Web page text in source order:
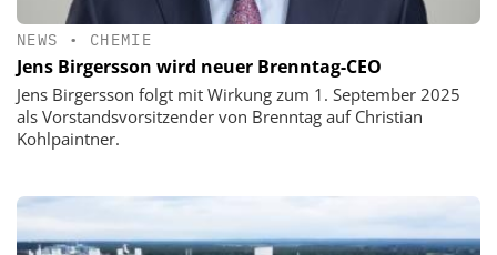
NEWS • CHEMIE
Jens Birgersson wird neuer Brenntag-CEO
Jens Birgersson folgt mit Wirkung zum 1. September 2025
als Vorstandsvorsitzender von Brenntag auf Christian
Kohlpaintner.